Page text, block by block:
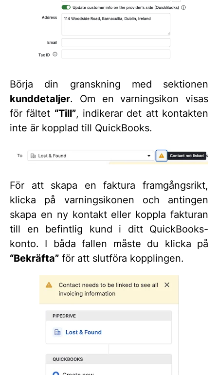
Börja din granskning med sektionen
kunddetaljer. Om en varningsikon visas
för fältet “Till”, indikerar det att kontakten
inte är kopplad till QuickBooks.
För att skapa en faktura framgångsrikt,
klicka på varningsikonen och antingen
skapa en ny kontakt eller koppla fakturan
till en befintlig kund i ditt QuickBooks-
konto. I båda fallen måste du klicka på
“Bekräfta” för att slutföra kopplingen.